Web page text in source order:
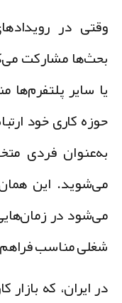
در
مشارکت
سایر پلتفرم‌ها
کاری خود
فردی
این همان
در زمان‌هایی
مناسب فراهم
ایران، که بازار